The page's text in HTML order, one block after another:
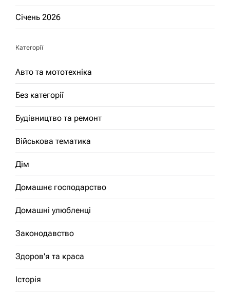
Січень 2026
Категорії
Авто та мототехніка
Без категорії
Будівництво та ремонт
Військова тематика
Дім
Домашнє господарство
Домашні улюбленці
Законодавство
Здоров'я та краса
Історія